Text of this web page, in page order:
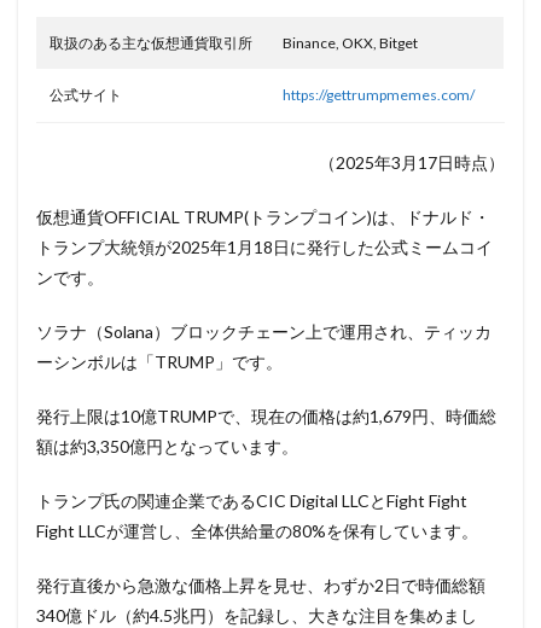
取扱のある主な仮想通貨取引所 Binance, OKX, Bitget
公式サイト https://gettrumpmemes.com/
（2025年3月17日時点）
仮想通貨OFFICIAL TRUMP(トランプコイン)は、ドナルド・
トランプ大統領が2025年1月18日に発行した公式ミームコイ
ンです。
ソラナ（Solana）ブロックチェーン上で運用され、ティッカ
ーシンボルは「TRUMP」です。
発行上限は10億TRUMPで、現在の価格は約1,679円、時価総
額は約3,350億円となっています。
トランプ氏の関連企業であるCIC Digital LLCとFight Fight
Fight LLCが運営し、全体供給量の80%を保有しています。
発行直後から急激な価格上昇を見せ、わずか2日で時価総額
340億ドル（約4.5兆円）を記録し、大きな注目を集めまし